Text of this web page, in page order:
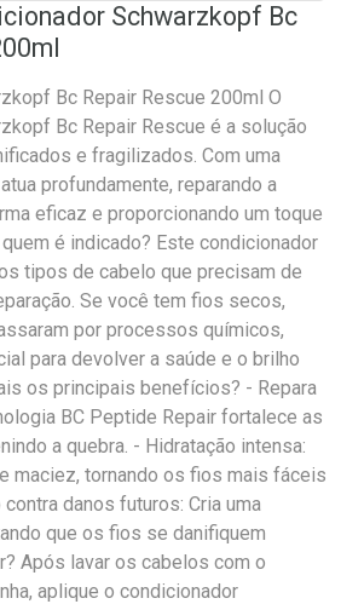
Schwarzkopf Bc
Bc Repair Rescue 200ml O
Bc Repair Rescue é a solução
e fragilizados. Com uma
profundamente, reparando a
eficaz e proporcionando um toque
é indicado? Este condicionador
tipos de cabelo que precisam de
Se você tem fios secos,
por processos químicos,
para devolver a saúde e o brilho
os principais benefícios? - Repara
BC Peptide Repair fortalece as
a quebra. - Hidratação intensa:
maciez, tornando os fios mais fáceis
danos futuros: Cria uma
que os fios se danifiquem
Após lavar os cabelos com o
aplique o condicionador